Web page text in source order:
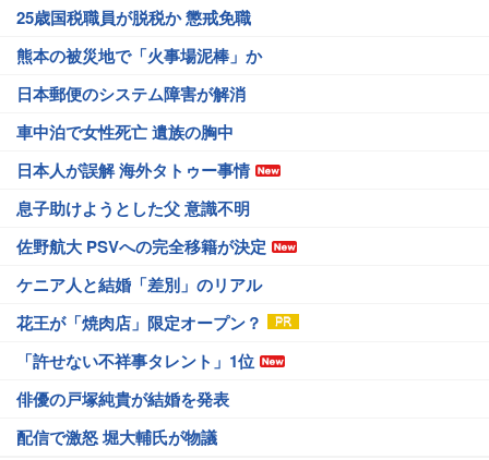
25歳国税職員が脱税か 懲戒免職
熊本の被災地で「火事場泥棒」か
日本郵便のシステム障害が解消
車中泊で女性死亡 遺族の胸中
日本人が誤解 海外タトゥー事情
息子助けようとした父 意識不明
佐野航大 PSVへの完全移籍が決定
ケニア人と結婚「差別」のリアル
花王が「焼肉店」限定オープン？
「許せない不祥事タレント」1位
俳優の戸塚純貴が結婚を発表
配信で激怒 堀大輔氏が物議